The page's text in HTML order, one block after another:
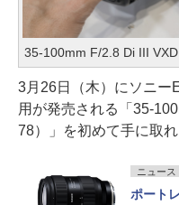
35-100mm F/2.8 Di III VXD
3月26日（木）にソニー
用が発売される「35-
78）」を初めて手に取れ
ニュース
ポート